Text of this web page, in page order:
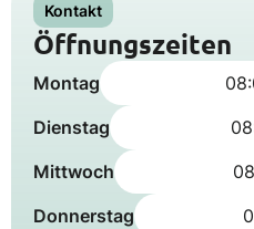
Kontakt
Öffnungszeiten
Montag
Dienstag
Mittwoch
Donnerstag